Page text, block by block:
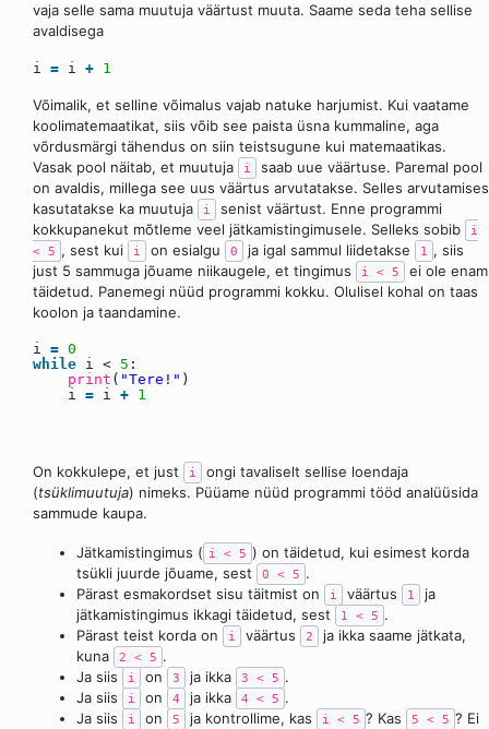
vaja selle sama muutuja väärtust muuta. Saame seda teha sellise
avaldisega
i = i + 1
Võimalik, et selline võimalus vajab natuke harjumist. Kui vaatame
koolimatemaatikat, siis võib see paista üsna kummaline, aga
võrdusmärgi tähendus on siin teistsugune kui matemaatikas.
Vasak pool näitab, et muutuja
i
saab uue väärtuse. Paremal pool
on avaldis, millega see uus väärtus arvutatakse. Selles arvutamises
kasutatakse ka muutuja
i
senist väärtust. Enne programmi
kokkupanekut mõtleme veel jätkamistingimusele. Selleks sobib
i
< 5 , sest kui i on esialgu 0 ja igal sammul liidetakse 1 , siis
just 5 sammuga jõuame niikaugele, et tingimus
i < 5
ei ole enam
täidetud. Panemegi nüüd programmi kokku. Olulisel kohal on taas
koolon ja taandamine.
i = 0
while i < 5 :
print ( "Tere!" )
i = i + 1
On kokkulepe, et just i
ongi tavaliselt sellise loendaja
(tsüklimuutuja) nimeks. Püüame nüüd programmi tööd analüüsida
sammude kaupa.
Jätkamistingimus ( i < 5 ) on täidetud, kui esimest korda
tsükli juurde jõuame, sest
0 < 5 .
Pärast esmakordset sisu täitmist on
i väärtus 1
ja
jätkamistingimus ikkagi täidetud, sest
1 < 5 .
Pärast teist korda on
i väärtus 2
ja ikka saame jätkata,
kuna
2 < 5 .
Ja siis
i on 3 ja ikka 3 < 5 .
Ja siis
i on 4 ja ikka 4 < 5 .
Ja siis
i on 5 ja kontrollime, kas i < 5 ? Kas 5 < 5 ? Ei